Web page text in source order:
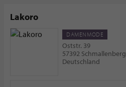
Lakoro
DAMENMODE
Oststr. 39
57392 Schmallenberg
Deutschland